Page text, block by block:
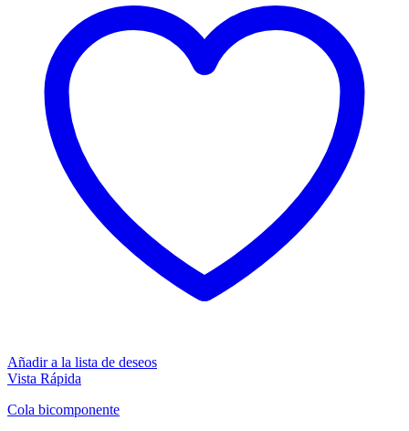
Añadir a la lista de deseos
Vista Rápida
Cola bicomponente